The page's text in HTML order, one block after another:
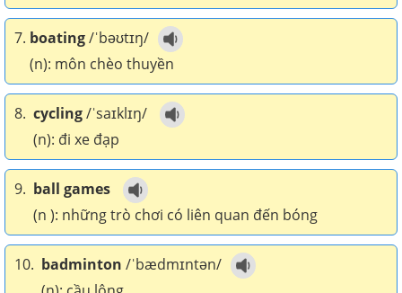
7. boating/ˈbəʊtɪŋ/
(n): môn chèo thuyền
8. cycling/ˈsaɪklɪŋ/
(n): đi xe đạp
9. ball games
(n ): những trò chơi có liên quan đến bóng
10. badminton /ˈbædmɪntən/